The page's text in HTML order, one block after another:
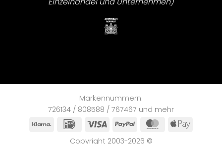
Markennummern:
726134 / 808588 / 767467 und mehr
Klarna
IDeal Visa PayPal MasterCard
Apple
Copyright 2003-2026 ©